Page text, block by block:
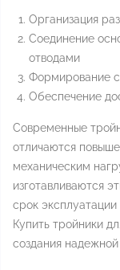
Организация
Соединение
отводами
Формирование
Обеспечение
Современные
отличаются
механическим
изготавливаются
срок
Купить тройники
создания